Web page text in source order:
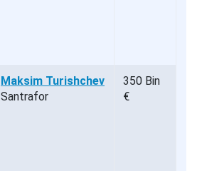
Maksim Turishchev
Santrafor
350 Bin
€